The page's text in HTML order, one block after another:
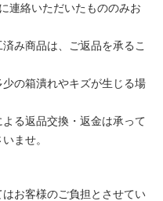
連絡いただいたもののみお
み商品は、ご返品を承るこ
の箱潰れやキズが生じる場
る返品交換・返金は承って
ませ。
お客様のご負担とさせてい